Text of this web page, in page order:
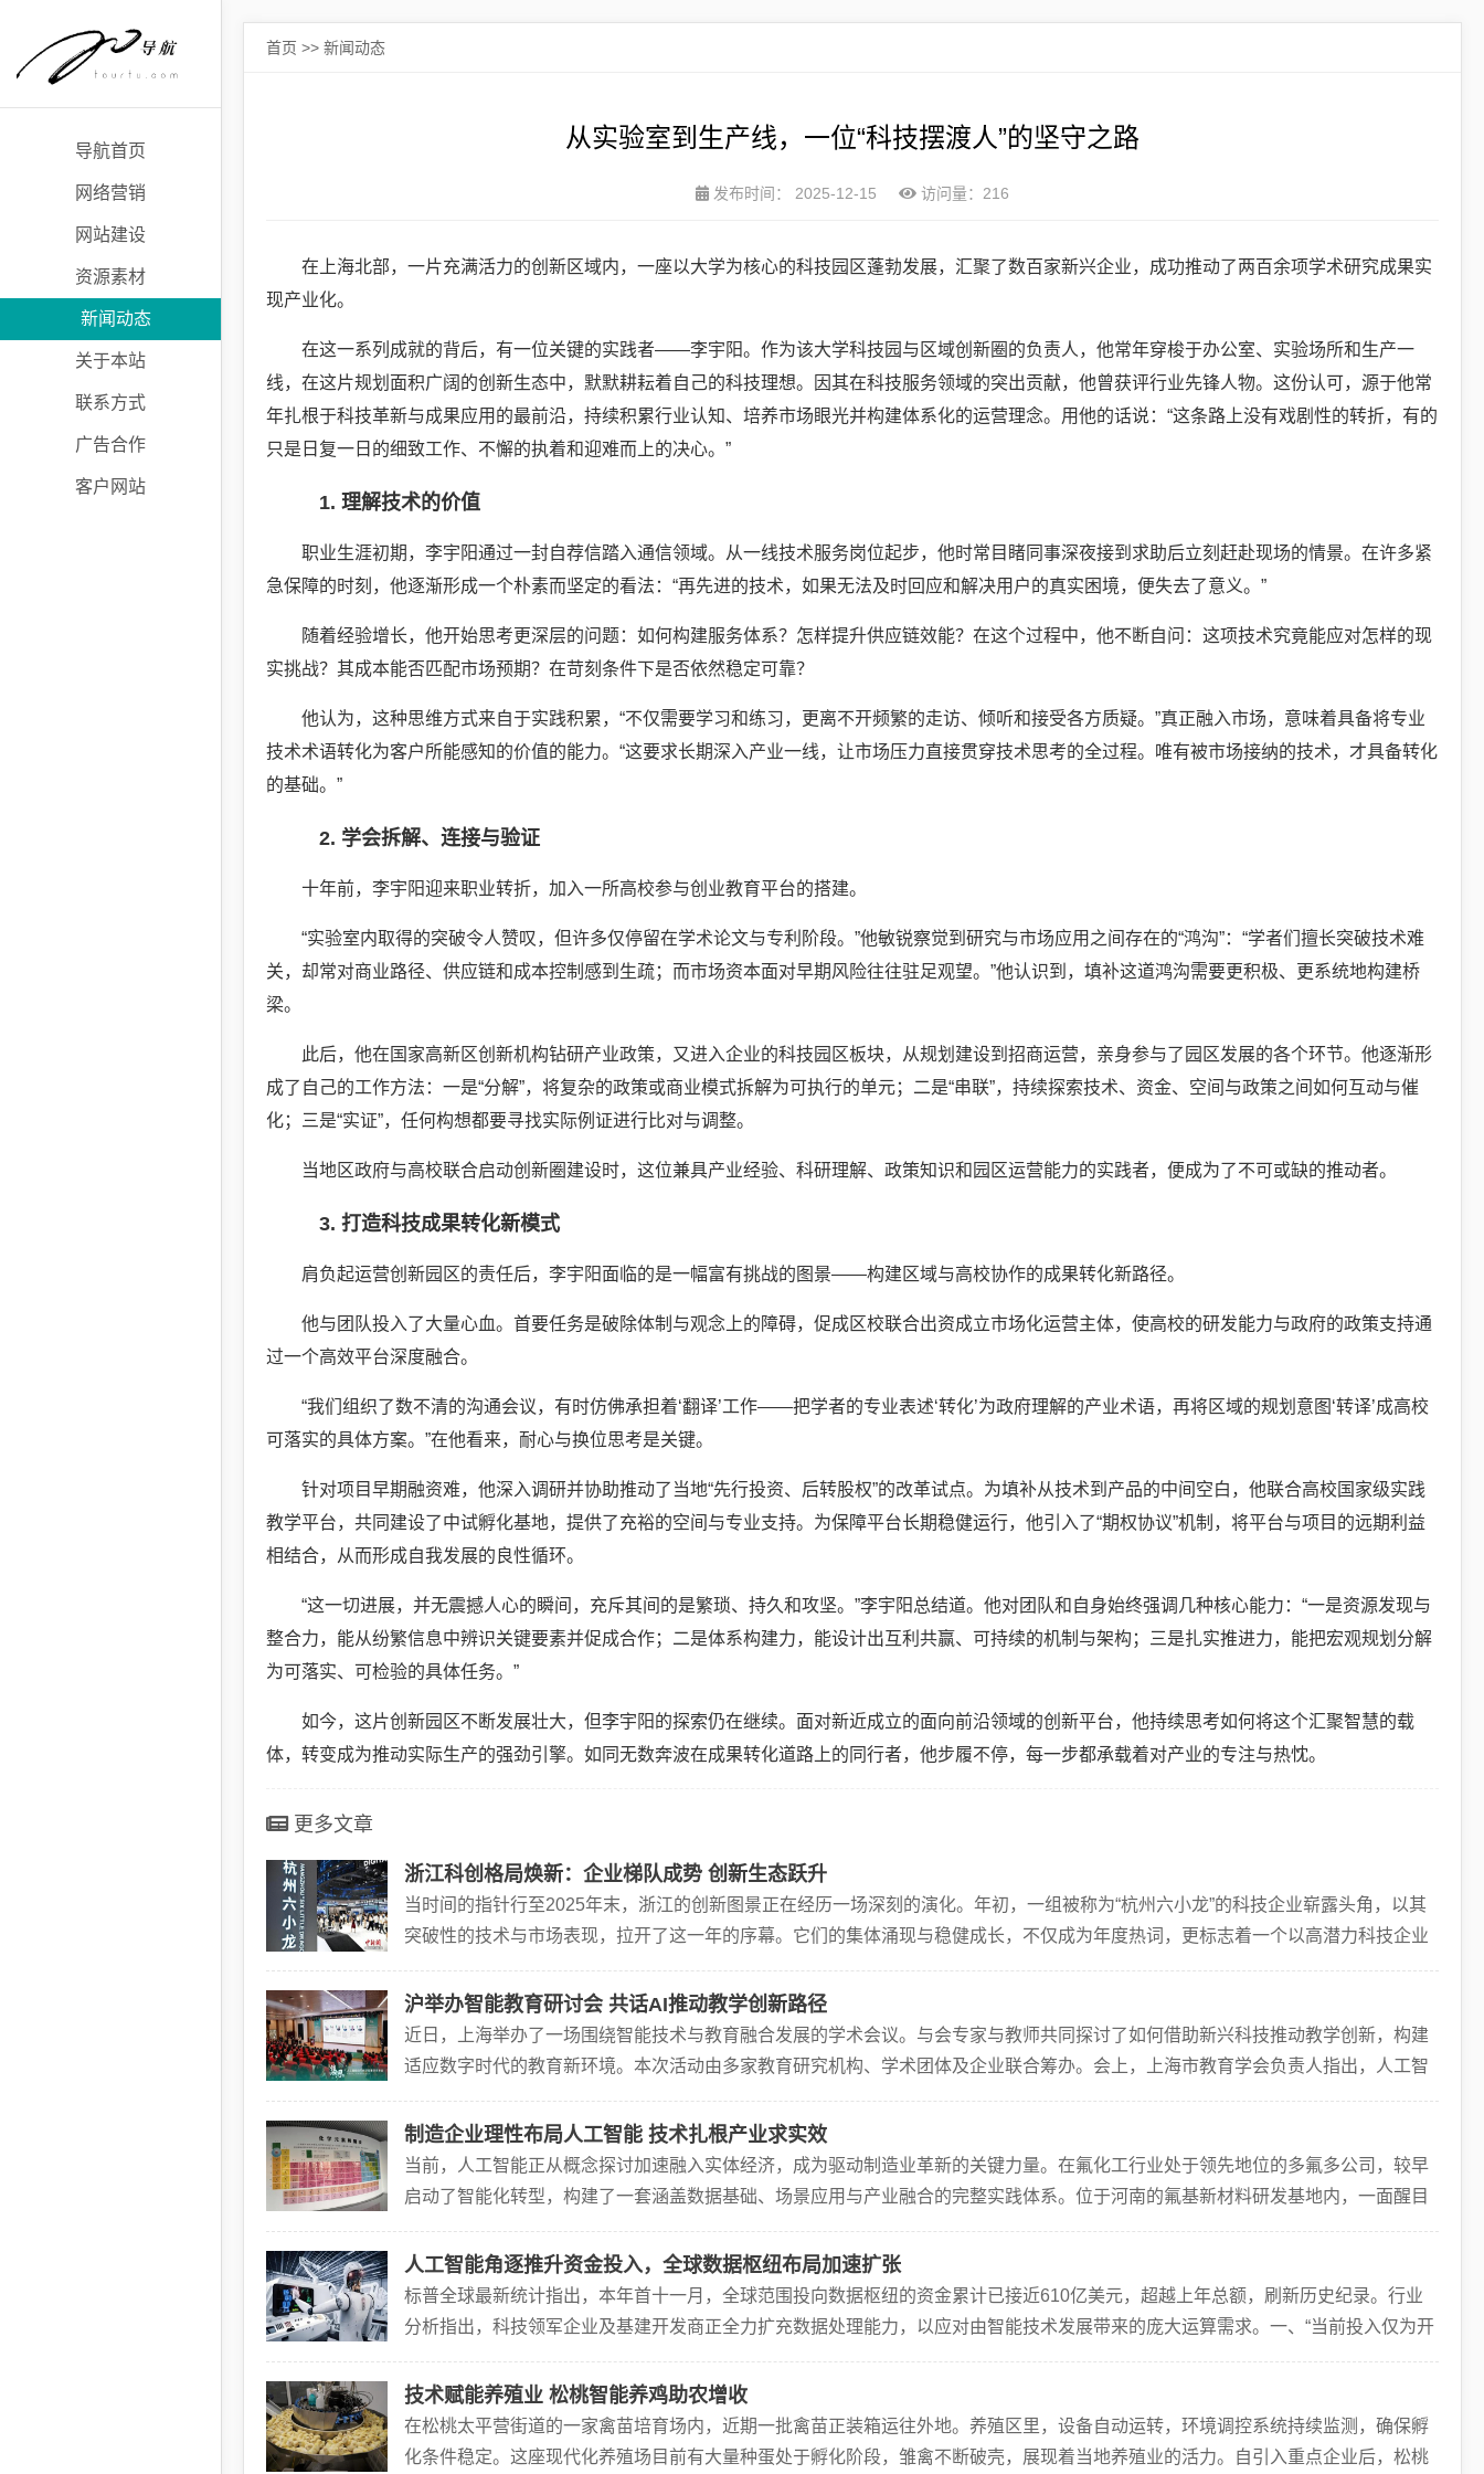
导航首页
网络营销
网站建设
资源素材
新闻动态
关于本站
联系方式
广告合作
客户网站
首页 >> 新闻动态
从实验室到生产线，一位“科技摆渡人”的坚守之路
发布时间： 2025-12-15 访问量：216
在上海北部，一片充满活力的创新区域内，一座以大学为核心的科技园区蓬勃发展，汇聚了数百家新兴企业，成功推动了两百余项学术研究成果实
现产业化。
在这一系列成就的背后，有一位关键的实践者——李宇阳。作为该大学科技园与区域创新圈的负责人，他常年穿梭于办公室、实验场所和生产一
线，在这片规划面积广阔的创新生态中，默默耕耘着自己的科技理想。因其在科技服务领域的突出贡献，他曾获评行业先锋人物。这份认可，源于他常
年扎根于科技革新与成果应用的最前沿，持续积累行业认知、培养市场眼光并构建体系化的运营理念。用他的话说：“这条路上没有戏剧性的转折，有的
只是日复一日的细致工作、不懈的执着和迎难而上的决心。”
1. 理解技术的价值
职业生涯初期，李宇阳通过一封自荐信踏入通信领域。从一线技术服务岗位起步，他时常目睹同事深夜接到求助后立刻赶赴现场的情景。在许多紧
急保障的时刻，他逐渐形成一个朴素而坚定的看法：“再先进的技术，如果无法及时回应和解决用户的真实困境，便失去了意义。”
随着经验增长，他开始思考更深层的问题：如何构建服务体系？怎样提升供应链效能？在这个过程中，他不断自问：这项技术究竟能应对怎样的现
实挑战？其成本能否匹配市场预期？在苛刻条件下是否依然稳定可靠？
他认为，这种思维方式来自于实践积累，“不仅需要学习和练习，更离不开频繁的走访、倾听和接受各方质疑。”真正融入市场，意味着具备将专业
技术术语转化为客户所能感知的价值的能力。“这要求长期深入产业一线，让市场压力直接贯穿技术思考的全过程。唯有被市场接纳的技术，才具备转化
的基础。”
2. 学会拆解、连接与验证
十年前，李宇阳迎来职业转折，加入一所高校参与创业教育平台的搭建。
“实验室内取得的突破令人赞叹，但许多仅停留在学术论文与专利阶段。”他敏锐察觉到研究与市场应用之间存在的“鸿沟”：“学者们擅长突破技术难
关，却常对商业路径、供应链和成本控制感到生疏；而市场资本面对早期风险往往驻足观望。”他认识到，填补这道鸿沟需要更积极、更系统地构建桥
梁。
此后，他在国家高新区创新机构钻研产业政策，又进入企业的科技园区板块，从规划建设到招商运营，亲身参与了园区发展的各个环节。他逐渐形
成了自己的工作方法：一是“分解”，将复杂的政策或商业模式拆解为可执行的单元；二是“串联”，持续探索技术、资金、空间与政策之间如何互动与催
化；三是“实证”，任何构想都要寻找实际例证进行比对与调整。
当地区政府与高校联合启动创新圈建设时，这位兼具产业经验、科研理解、政策知识和园区运营能力的实践者，便成为了不可或缺的推动者。
3. 打造科技成果转化新模式
肩负起运营创新园区的责任后，李宇阳面临的是一幅富有挑战的图景——构建区域与高校协作的成果转化新路径。
他与团队投入了大量心血。首要任务是破除体制与观念上的障碍，促成区校联合出资成立市场化运营主体，使高校的研发能力与政府的政策支持通
过一个高效平台深度融合。
“我们组织了数不清的沟通会议，有时仿佛承担着‘翻译’工作——把学者的专业表述‘转化’为政府理解的产业术语，再将区域的规划意图‘转译’成高校
可落实的具体方案。”在他看来，耐心与换位思考是关键。
针对项目早期融资难，他深入调研并协助推动了当地“先行投资、后转股权”的改革试点。为填补从技术到产品的中间空白，他联合高校国家级实践
教学平台，共同建设了中试孵化基地，提供了充裕的空间与专业支持。为保障平台长期稳健运行，他引入了“期权协议”机制，将平台与项目的远期利益
相结合，从而形成自我发展的良性循环。
“这一切进展，并无震撼人心的瞬间，充斥其间的是繁琐、持久和攻坚。”李宇阳总结道。他对团队和自身始终强调几种核心能力：“一是资源发现与
整合力，能从纷繁信息中辨识关键要素并促成合作；二是体系构建力，能设计出互利共赢、可持续的机制与架构；三是扎实推进力，能把宏观规划分解
为可落实、可检验的具体任务。”
如今，这片创新园区不断发展壮大，但李宇阳的探索仍在继续。面对新近成立的面向前沿领域的创新平台，他持续思考如何将这个汇聚智慧的载
体，转变成为推动实际生产的强劲引擎。如同无数奔波在成果转化道路上的同行者，他步履不停，每一步都承载着对产业的专注与热忱。
更多文章
浙江科创格局焕新：企业梯队成势 创新生态跃升
当时间的指针行至2025年末，浙江的创新图景正在经历一场深刻的演化。年初，一组被称为“杭州六小龙”的科技企业崭露头角，以其
突破性的技术与市场表现，拉开了这一年的序幕。它们的集体涌现与稳健成长，不仅成为年度热词，更标志着一个以高潜力科技企业
为主角的发展新篇章已然开启。然而，故事并未止步于此。在虚拟现实、智
沪举办智能教育研讨会 共话AI推动教学创新路径
近日，上海举办了一场围绕智能技术与教育融合发展的学术会议。与会专家与教师共同探讨了如何借助新兴科技推动教学创新，构建
适应数字时代的教育新环境。本次活动由多家教育研究机构、学术团体及企业联合筹办。会上，上海市教育学会负责人指出，人工智
能正在深刻改变传统教学形式，推动教育向个性化和均衡化的方向发展。来自
制造企业理性布局人工智能 技术扎根产业求实效
当前，人工智能正从概念探讨加速融入实体经济，成为驱动制造业革新的关键力量。在氟化工行业处于领先地位的多氟多公司，较早
启动了智能化转型，构建了一套涵盖数据基础、场景应用与产业融合的完整实践体系。位于河南的氟基新材料研发基地内，一面醒目
的元素周期表勾勒出企业的技术布局——其产品深度关联了表上前段多个关键
人工智能角逐推升资金投入，全球数据枢纽布局加速扩张
标普全球最新统计指出，本年首十一月，全球范围投向数据枢纽的资金累计已接近610亿美元，超越上年总额，刷新历史纪录。行业
分析指出，科技领军企业及基建开发商正全力扩充数据处理能力，以应对由智能技术发展带来的庞大运算需求。一、“当前投入仅为开
端”数据显示，数据枢纽建设正进入高速扩张阶段。今年前十一月达成的上百
技术赋能养殖业 松桃智能养鸡助农增收
在松桃太平营街道的一家禽苗培育场内，近期一批禽苗正装箱运往外地。养殖区里，设备自动运转，环境调控系统持续监测，确保孵
化条件稳定。这座现代化养殖场目前有大量种蛋处于孵化阶段，雏禽不断破壳，展现着当地养殖业的活力。自引入重点企业后，松桃